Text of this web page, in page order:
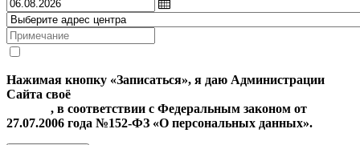
Нажимая кнопку «Записаться», я даю Администрации
Сайта своё
, в соответствии с Федеральным законом от
27.07.2006 года №152-ФЗ «О персональных данных».